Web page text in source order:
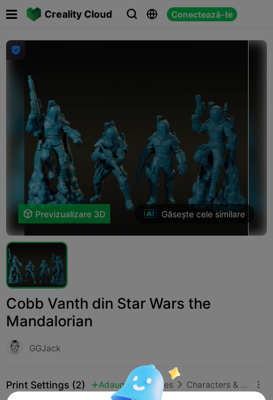
Creality Cloud   Conectează-te
 

 Previzualizare 3D Găsește cele similare
Cobb Vanth din Star Wars the
Mandalorian
GGJack
Print Settings (2)  Adaugă Miniatures  Characters & Creatures 